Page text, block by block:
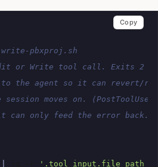
pbxproj.sh
or Write tool call. Exits 2
the agent so it can revert/
moves on. (PostToolUse
only feed the error back.)
'.tool_input.file_path //
Copy